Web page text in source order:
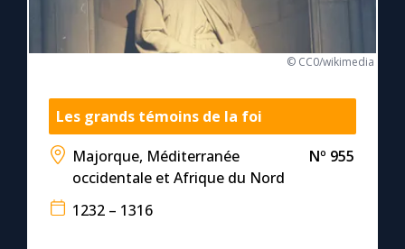
La chaîne Youtube
La vidéo de la semaine
Le compte Tiktok
© CC0/wikimedia
Les grands témoins de la foi
Majorque, Méditerranée
occidentale et Afrique du Nord
Nº 955
1232 – 1316